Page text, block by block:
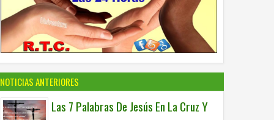
NOTICIAS ANTERIORES
Las 7 Palabras De Jesús En La Cruz Y